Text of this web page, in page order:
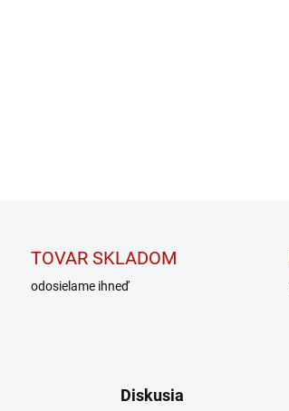
TOVAR SKLADOM
odosielame ihneď
Diskusia